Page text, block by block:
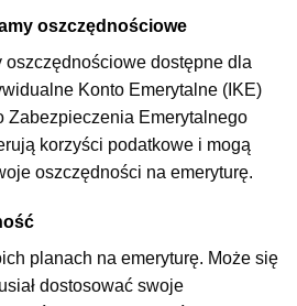
oszczędnościowe
oszczędnościowe dostępne dla
Konto Emerytalne (IKE)
Zabezpieczenia Emerytalnego
korzyści podatkowe i mogą
oszczędności na emeryturę.
planach na emeryturę. Może się
dostosować swoje